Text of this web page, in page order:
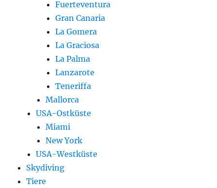
Fuerteventura
Gran Canaria
La Gomera
La Graciosa
La Palma
Lanzarote
Teneriffa
Mallorca
USA-Ostküste
Miami
New York
USA-Westküste
Skydiving
Tiere